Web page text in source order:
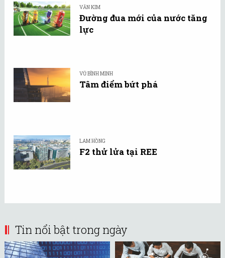
VĂN KIM
Đường đua mới của nước tăng
lực
VŨ BÌNH MINH
Tâm điểm bứt phá
LAM HỒNG
F2 thử lửa tại REE
Tin nổi bật trong ngày